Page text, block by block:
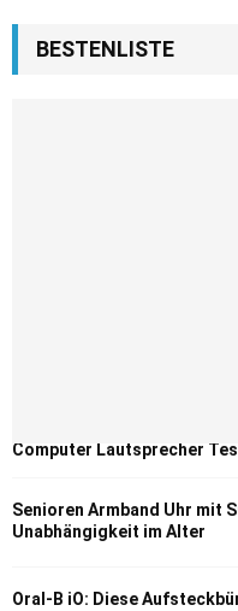
BESTENLISTE
Computer Lautsprecher
Senioren Armband Uhr mit
Unabhängigkeit im Alter
Oral-B iO: Diese